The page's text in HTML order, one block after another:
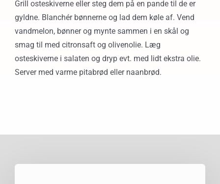
Grill osteskiverne eller steg dem på en pande til de er
gyldne. Blanchér bønnerne og lad dem køle af. Vend
vandmelon, bønner og mynte sammen i en skål og
smag til med citronsaft og olivenolie. Læg
osteskiverne i salaten og dryp evt. med lidt ekstra olie.
Server med varme pitabrød eller naanbrød.